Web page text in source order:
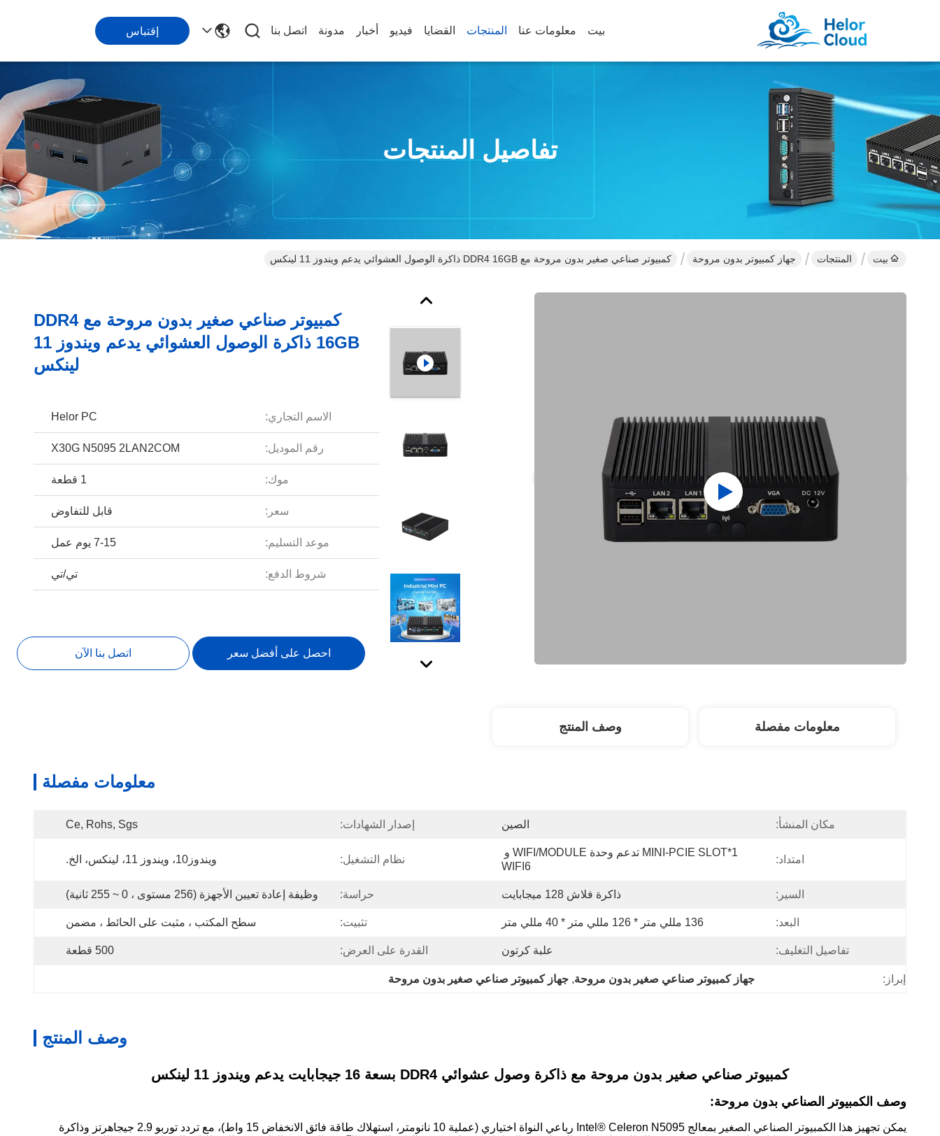
بيت معلومات عنا المنتجات القضايا فيديو أخبار مدونة اتصل بنا إقتباس
تفاصيل المنتجات
بيت المنتجات جهاز كمبيوتر بدون مروحة كمبيوتر صناعي صغير بدون مروحة مع DDR4 16GB ذاكرة الوصول العشوائي يدعم ويندوز 11 لينكس
كمبيوتر صناعي صغير بدون مروحة مع DDR4
16GB ذاكرة الوصول العشوائي يدعم ويندوز 11
لينكس
الاسم التجاري: Helor PC
رقم الموديل: X30G N5095 2LAN2COM
موك: 1 قطعة
سعر: قابل للتفاوض
موعد التسليم: 7-15 يوم عمل
شروط الدفع: تي/تي
احصل على أفضل سعر اتصل بنا الآن
معلومات مفصلة وصف المنتج
معلومات مفصلة
مكان المنشأ: الصين إصدار الشهادات: Ce, Rohs, Sgs
امتداد:
WIFI6
نظام التشغيل: ويندوز10، ويندوز 11، لينكس، الخ.
السير: ذاكرة فلاش 128 ميجابايت حراسة: وظيفة إعادة تعيين الأجهزة (256 مستوى ، 0 ~ 255 ثانية)
البعد: 136 مللي متر * 126 مللي متر * 40 مللي متر تثبيت: سطح المكتب ، مثبت على الحائط ، مضمن
تفاصيل التغليف: علبة كرتون القدرة على العرض: 500 قطعة
إبراز: جهاز كمبيوتر صناعي صغير بدون مروحة, جهاز كمبيوتر صناعي صغير بدون مروحة
وصف المنتج
كمبيوتر صناعي صغير بدون مروحة مع ذاكرة وصول عشوائي DDR4 بسعة 16 جيجابايت يدعم ويندوز 11 لينكس
وصف الكمبيوتر الصناعي بدون مروحة:
يمكن تجهيز هذا الكمبيوتر الصناعي الصغير بمعالج Intel® Celeron N5095 رباعي النواة اختياري (عملية 10 نانومتر، استهلاك طاقة فائق الانخفاض 15 واط)، مع تردد توربو 2.9 جيجاهرتز وذاكرة